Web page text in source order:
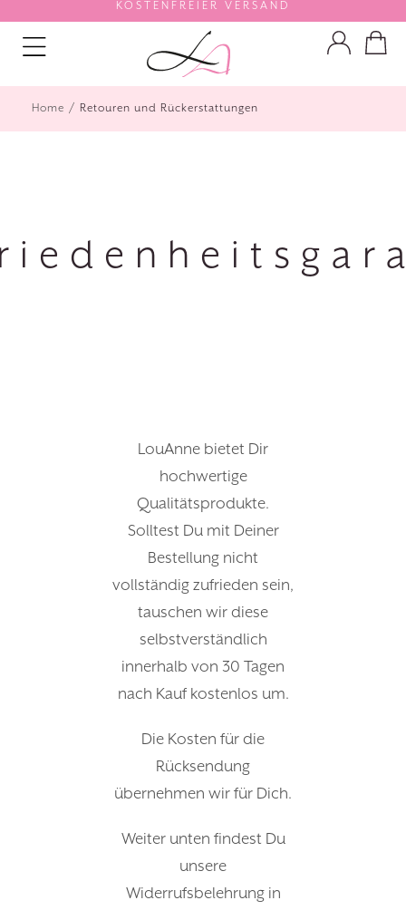
KOSTENFREIER VERSAND
Home / Retouren und Rückerstattungen
LouAnne bietet Dir
hochwertige
Qualitätsprodukte.
Solltest Du mit Deiner
Bestellung nicht
vollständig zufrieden sein,
tauschen wir diese
selbstverständlich
innerhalb von 30 Tagen
nach Kauf kostenlos um.
Die Kosten für die
Rücksendung
übernehmen wir für Dich.
Weiter unten findest Du
unsere
Widerrufsbelehrung in